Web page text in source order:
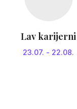
Lav karijerni
23.07. - 22.08.